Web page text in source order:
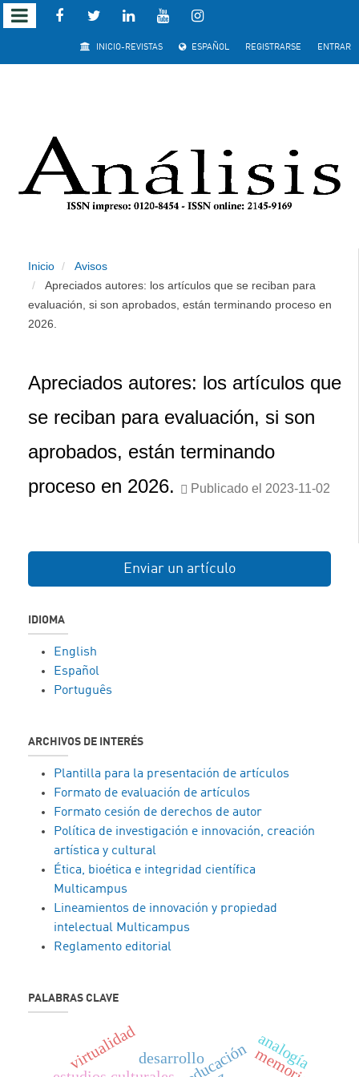
Salto rápido al contenido de la página
Navegación principal
INICIO-REVISTAS ESPAÑOL REGISTRARSE ENTRAR
Inicio
Avisos
Apreciados autores: los artículos que se reciban para
evaluación, si son aprobados, están terminando proceso en
2026.
Apreciados autores: los artículos que
se reciban para evaluación, si son
aprobados, están terminando
proceso en 2026.
Publicado el 2023-11-02
Enviar un artículo
IDIOMA
English
Español
Português
ARCHIVOS DE INTERÉS
Plantilla para la presentación de artículos
Formato de evaluación de artículos
Formato cesión de derechos de autor
Política de investigación e innovación, creación
artística y cultural
Ética, bioética e integridad científica
Multicampus
Lineamientos de innovación y propiedad
intelectual Multicampus
Reglamento editorial
PALABRAS CLAVE
educación
desarrollo memoria
virtualidad analogía